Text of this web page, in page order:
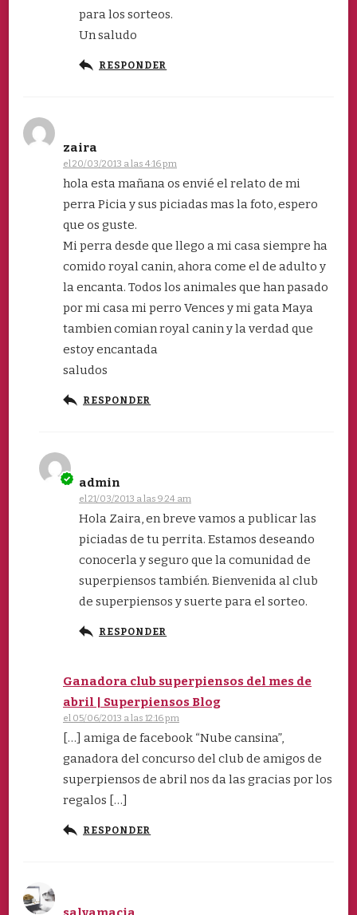
para los sorteos.
Un saludo
RESPONDER
zaira
el 20/03/2013 a las 4:16 pm
hola esta mañana os envié el relato de mi
perra Picia y sus piciadas mas la foto, espero
que os guste.
Mi perra desde que llego a mi casa siempre ha
comido royal canin, ahora come el de adulto y
la encanta. Todos los animales que han pasado
por mi casa mi perro Vences y mi gata Maya
tambien comian royal canin y la verdad que
estoy encantada
saludos
RESPONDER
admin
el 21/03/2013 a las 9:24 am
Hola Zaira, en breve vamos a publicar las
piciadas de tu perrita. Estamos deseando
conocerla y seguro que la comunidad de
superpiensos también. Bienvenida al club
de superpiensos y suerte para el sorteo.
RESPONDER
Ganadora club superpiensos del mes de
abril | Superpiensos Blog
el 05/06/2013 a las 12:16 pm
[…] amiga de facebook “Nube cansina”,
ganadora del concurso del club de amigos de
superpiensos de abril nos da las gracias por los
regalos […]
RESPONDER